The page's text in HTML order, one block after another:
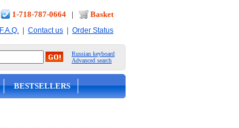
1-718-787-0664 | Basket
F.A.Q. | Contact us | Order Status
Russian keyboard
Advanced search
BESTSELLERS